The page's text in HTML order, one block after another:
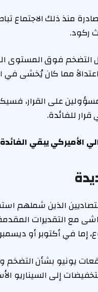
منذ ذلك الاجتماع
ركود.
التضخم فوق المستوى
اعتدالاً مما كان يُخشى
للفائدة.
الأميركي يبقي
الذين شملهم
مع التقديرات
إما في أكتوبر أو
يونيو بشأن التضخم
إلى السيناريو